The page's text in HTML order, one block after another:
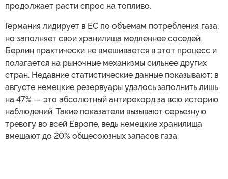
продолжает расти спрос на топливо.
Германия лидирует в ЕС по объемам потребления газа,
но заполняет свои хранилища медленнее соседей.
Берлин практически не вмешивается в этот процесс и
полагается на рыночные механизмы сильнее других
стран. Недавние статистические данные показывают: в
августе немецкие резервуары удалось заполнить лишь
на 47% — это абсолютный антирекорд за всю историю
наблюдений. Такие показатели вызывают серьезную
тревогу во всей Европе, ведь немецкие хранилища
вмещают до 20% общесоюзных запасов газа.